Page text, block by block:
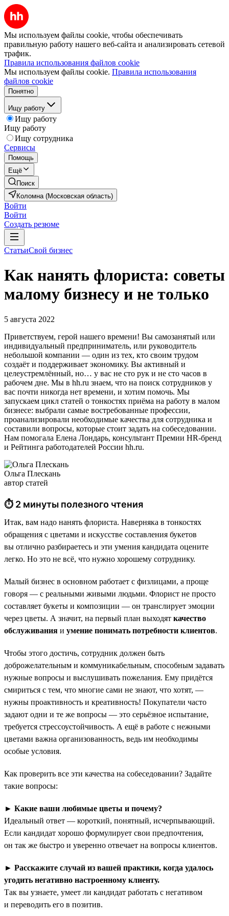
Мы используем файлы cookie, чтобы обеспечивать
правильную работу нашего веб-сайта и анализировать сетевой
трафик.
Правила использования файлов cookie
Мы используем файлы cookie. Правила использования
файлов cookie
Понятно
Ищу работу
Ищу работу
Ищу работу
Ищу сотрудника
Сервисы
Помощь
Ещё
Поиск
Коломна (Московская область)
Войти
Войти
Создать резюме
СтатьиСвой бизнес
Как нанять флориста: советы
малому бизнесу и не только
5 августа 2022
Приветствуем, герой нашего времени! Вы самозанятый или
индивидуальный предприниматель, или руководитель
небольшой компании — один из тех, кто своим трудом
создаёт и поддерживает экономику. Вы активный и
целеустремлённый, но… у вас не сто рук и не сто часов в
рабочем дне. Мы в hh.ru знаем, что на поиск сотрудников у
вас почти никогда нет времени, и хотим помочь. Мы
запускаем цикл статей о тонкостях приёма на работу в малом
бизнесе: выбрали самые востребованные профессии,
проанализировали необходимые качества для сотрудника и
составили вопросы, которые стоит задать на собеседовании.
Нам помогала Елена Лондарь, консультант Премии HR-бренд
и Рейтинга работодателей России hh.ru.
Ольга Плескань
автор статей
⏱ 2 минуты полезного чтения
Итак, вам надо нанять флориста. Наверняка в тонкостях
обращения с цветами и искусстве составления букетов
вы отлично разбираетесь и эти умения кандидата оцените
легко. Но это не всё, что нужно хорошему сотруднику.
Малый бизнес в основном работает с физлицами, а проще
говоря — с реальными живыми людьми. Флорист не просто
составляет букеты и композиции — он транслирует эмоции
через цветы. А значит, на первый план выходят качество
обслуживания и умение понимать потребности клиентов.
Чтобы этого достичь, сотрудник должен быть
доброжелательным и коммуникабельным, способным задавать
нужные вопросы и выслушивать пожелания. Ему придётся
смириться с тем, что многие сами не знают, что хотят, —
нужны проактивность и креативность! Покупатели часто
задают одни и те же вопросы — это серьёзное испытание,
требуется стрессоустойчивость. А ещё в работе с нежными
цветами важна организованность, ведь им необходимы
особые условия.
Как проверить все эти качества на собеседовании? Задайте
такие вопросы:
► Какие ваши любимые цветы и почему?
Идеальный ответ — короткий, понятный, исчерпывающий.
Если кандидат хорошо формулирует свои предпочтения,
он так же быстро и уверенно отвечает на вопросы клиентов.
► Расскажите случай из вашей практики, когда удалось
угодить негативно настроенному клиенту.
Так вы узнаете, умеет ли кандидат работать с негативом
и переводить его в позитив.